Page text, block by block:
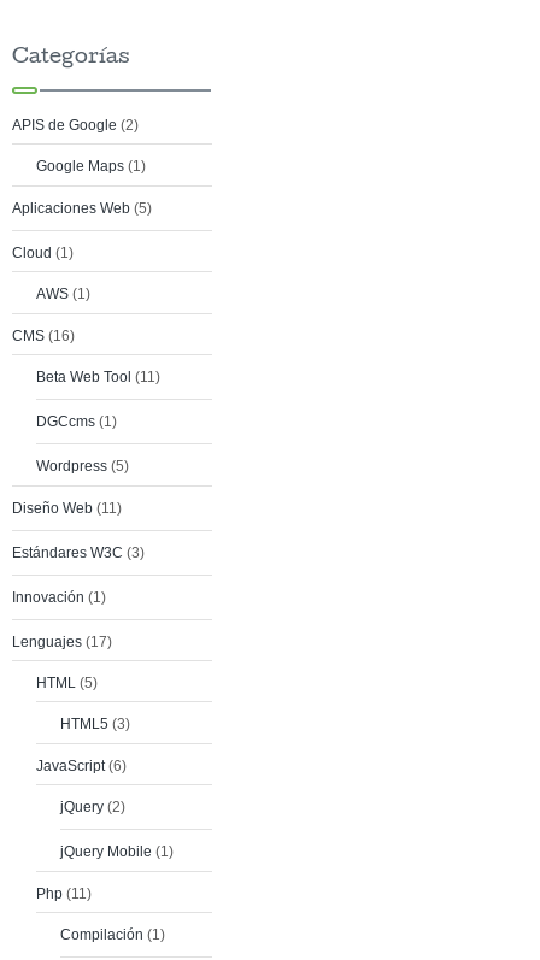
Categorías
APIS de Google (2)
Google Maps (1)
Aplicaciones Web (5)
Cloud (1)
AWS (1)
CMS (16)
Beta Web Tool (11)
DGCcms (1)
Wordpress (5)
Diseño Web (11)
Estándares W3C (3)
Innovación (1)
Lenguajes (17)
HTML (5)
HTML5 (3)
JavaScript(6)
jQuery (2)
jQuery Mobile (1)
Php (11)
Compilación (1)